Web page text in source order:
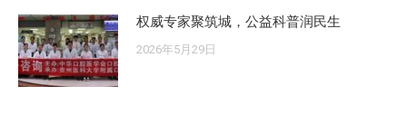
权威专家聚筑城，公益科普润民生
2026年5月29日